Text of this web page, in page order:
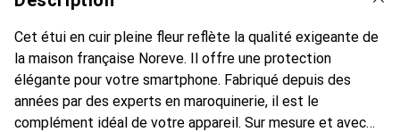
Cet étui en cuir pleine fleur reflète la qualité exigeante de
la maison française Noreve. Il offre une protection
élégante pour votre smartphone. Fabriqué depuis des
années par des experts en maroquinerie, il est le
complément idéal de votre appareil. Sur mesure et avec